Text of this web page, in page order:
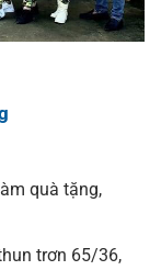
quà tặng,
trơn 65/36,